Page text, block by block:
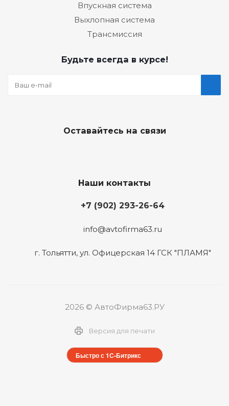
Впускная система
Выхлопная система
Трансмиссия
Будьте всегда в курсе!
Оставайтесь на связи
Наши контакты
+7 (902) 293-26-64
info@avtofirma63.ru
г. Тольятти, ул. Офицерская 14 ГСК "ПЛАМЯ"
2026 © АвтоФирма63.РУ
Версия для печати
Быстро с 1С-Битрикс